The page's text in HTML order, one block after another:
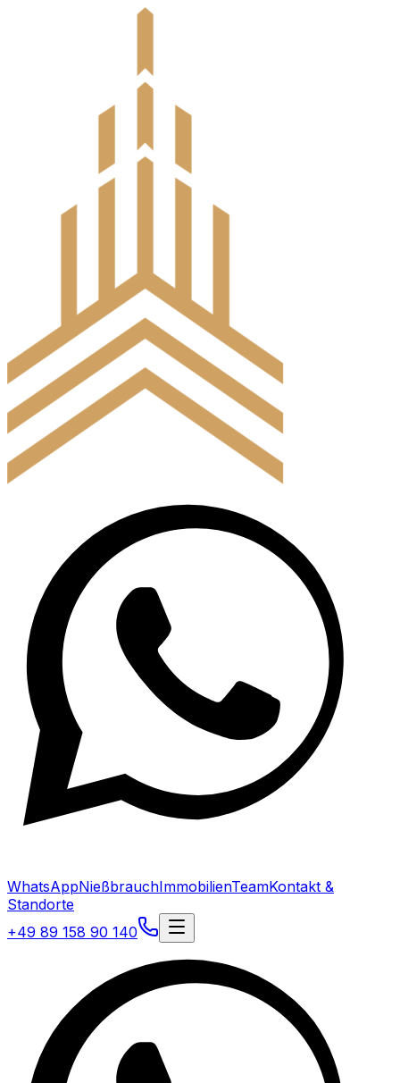
WhatsAppNießbrauchImmobilienTeamKontakt &
Standorte
+49 89 158 90 140